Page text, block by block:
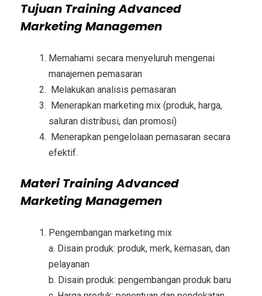
Tujuan Training Advanced
Marketing Managemen
Memahami secara menyeluruh mengenai
manajemen pemasaran
Melakukan analisis pemasaran
Menerapkan marketing mix (produk, harga,
saluran distribusi, dan promosi)
Menerapkan pengelolaan pemasaran secara
efektif.
MateriTraining Advanced
Marketing Managemen
Pengembangan marketing mix
a. Disain produk: produk, merk, kemasan, dan
pelayanan
b. Disain produk: pengembangan produk baru